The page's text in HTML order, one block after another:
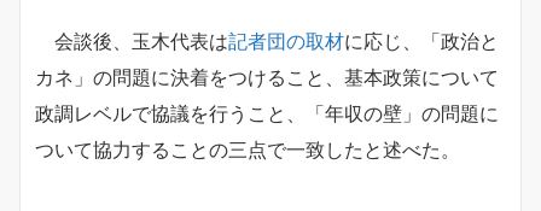
会談後、玉木代表は記者団の取材に応じ、「政治と
カネ」の問題に決着をつけること、基本政策について
政調レベルで協議を行うこと、「年収の壁」の問題に
ついて協力することの三点で一致したと述べた。